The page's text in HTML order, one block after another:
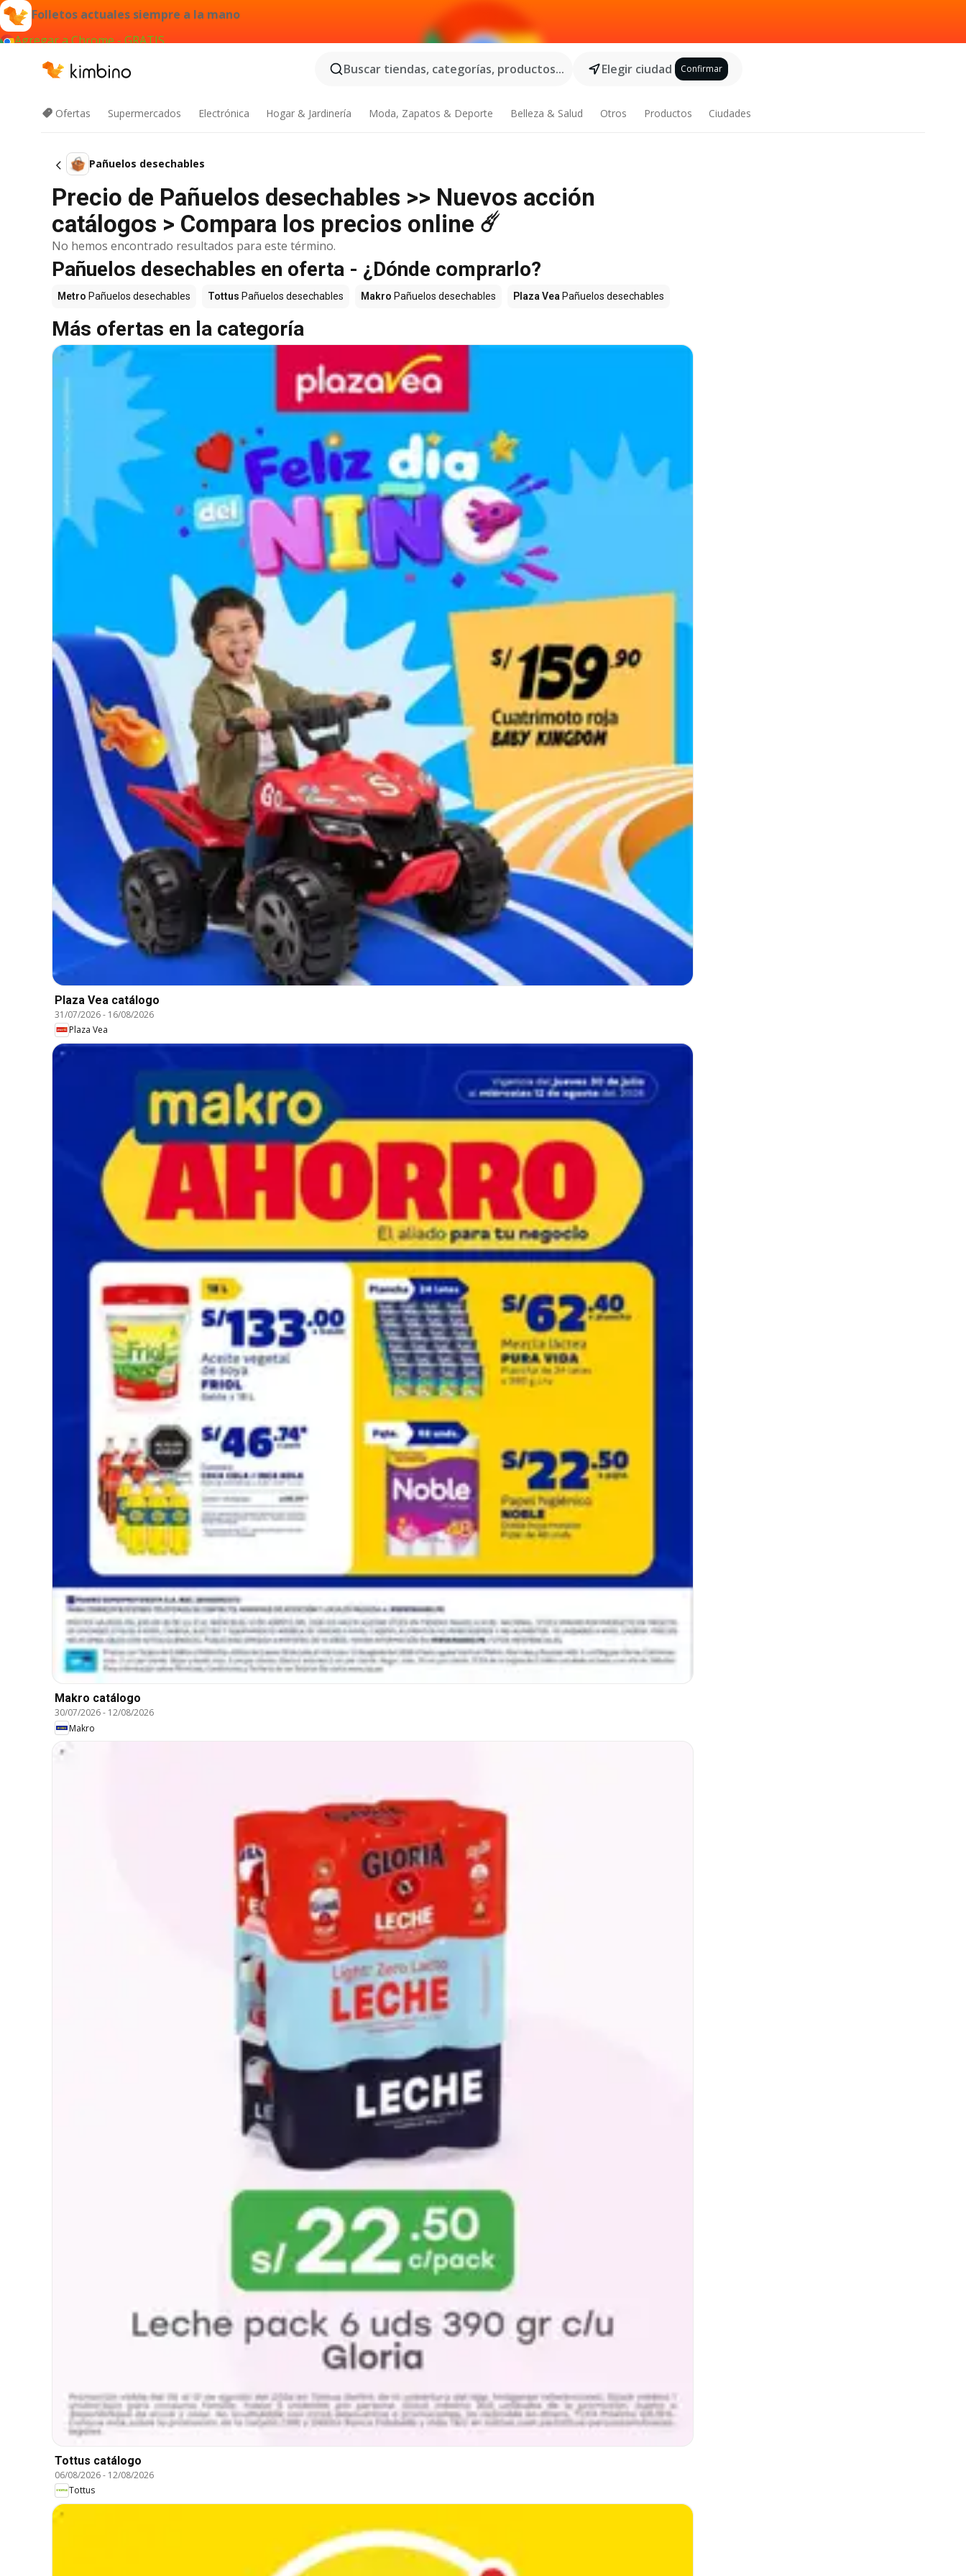
Folletos actuales siempre a la mano
Agregar a Chrome - GRATIS
Buscar tiendas, categorías, productos...
Elegir ciudad Confirmar
Ofertas Supermercados Electrónica Hogar & Jardinería Moda, Zapatos & Deporte Belleza & Salud Otros Productos Ciudades
Pañuelos desechables
Precio de Pañuelos desechables >> Nuevos acción
catálogos > Compara los precios online ☄️
No hemos encontrado resultados para este término.
Pañuelos desechables en oferta - ¿Dónde comprarlo?
Metro Pañuelos desechables Tottus Pañuelos desechables Makro Pañuelos desechables Plaza Vea Pañuelos desechables
Más ofertas en la categoría
Plaza Vea catálogo
31/07/2026- 16/08/2026
Plaza Vea
Makro catálogo
30/07/2026- 12/08/2026
Makro
Tottus catálogo
06/08/2026- 12/08/2026
Tottus